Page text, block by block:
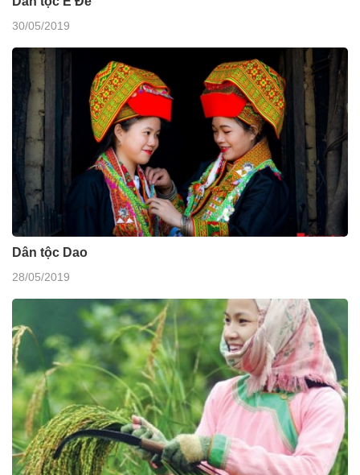
30/05/2019
Dân tộc Dao
28/05/2019